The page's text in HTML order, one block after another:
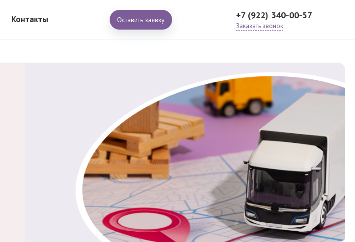
Контакты Оставить заявку +7 (922) 340-00-57
Заказать звонок